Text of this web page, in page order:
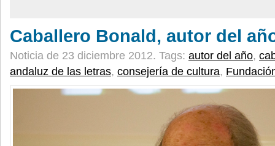
Caballero Bonald, autor del
Noticia de 23 diciembre 2012. Tags: autor del año,
andaluz de las letras, consejería de cultura,